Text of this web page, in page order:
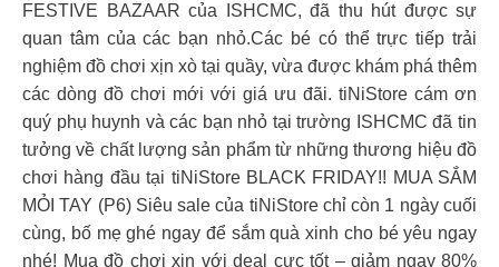
FESTIVE BAZAAR của ISHCMC, đã thu hút được sự
quan tâm của các bạn nhỏ.Các bé có thể trực tiếp trải
nghiệm đồ chơi xịn xò tại quầy, vừa được khám phá thêm
các dòng đồ chơi mới với giá ưu đãi. tiNiStore cám ơn
quý phụ huynh và các bạn nhỏ tại trường ISHCMC đã tin
tưởng về chất lượng sản phẩm từ những thương hiệu đồ
chơi hàng đầu tại tiNiStore BLACK FRIDAY!! MUA SẮM
MỎI TAY (P6) Siêu sale của tiNiStore chỉ còn 1 ngày cuối
cùng, bố mẹ ghé ngay để sắm quà xinh cho bé yêu ngay
nhé! Mua đồ chơi xịn với deal cực tốt – giảm ngay 80%